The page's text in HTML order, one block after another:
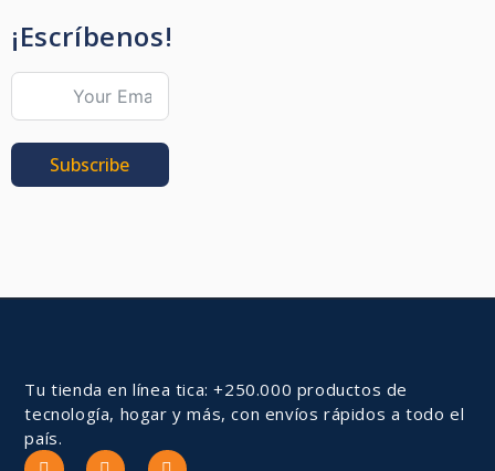
¡Escríbenos!
Subscribe
Tu tienda en línea tica: +250.000 productos de
tecnología, hogar y más, con envíos rápidos a todo el
país.